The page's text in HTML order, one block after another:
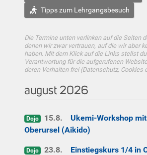
Tipps zum Lehrgangsbesuch
Die Termine unten verlinken auf die Seiten
denen wir zwar vertrauen, auf die wir aber
haben. Mit dem Klick auf die Links stellst
Verantwortung für die aufgerufenen
deren Verhalten frei (Datenschutz, Cookies
august 2026
Dojo 15.8. Ukemi-Workshop
Oberursel (Aikido)
Dojo 23.8. Einstiegskurs 1/4 in